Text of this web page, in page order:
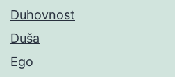
Duhovnost
Duša
Ego